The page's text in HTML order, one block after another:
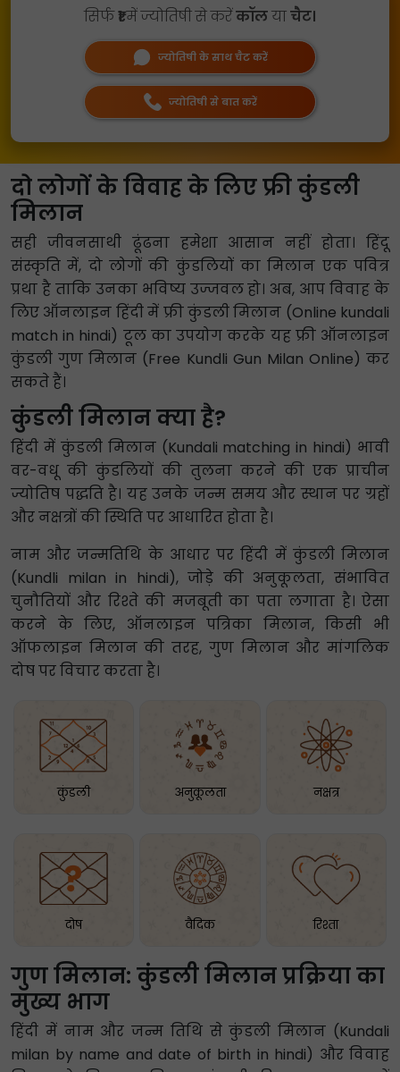
दो लोगों के विवाह के लिए फ्री कुंडली
मिलान
सही जीवनसाथी ढूंढना हमेशा आसान नहीं होता। हिंदू
संस्कृति में, दो लोगों की कुंडलियों का मिलान एक पवित्र
प्रथा है ताकि उनका भविष्य उज्जवल हो। अब, आप विवाह के
लिए ऑनलाइन हिंदी में फ्री कुंडली मिलान (Online kundali
match in hindi) टूल का उपयोग करके यह फ्री ऑनलाइन
कुंडली गुण मिलान (Free Kundli Gun Milan Online) कर
सकते हैं।
सिर्फ₹1में ज्योतिषी से करेंकॉलयाचैट।
ज्योतिषी के साथ चैट करें
ज्योतिषी से बात करें
कुंडली मिलान क्या है?
हिंदी में कुंडली मिलान (Kundali matching in hindi) भावी
वर-वधू की कुंडलियों की तुलना करने की एक प्राचीन
ज्योतिष पद्धति है। यह उनके जन्म समय और स्थान पर ग्रहों
और नक्षत्रों की स्थिति पर आधारित होता है।
नाम और जन्मतिथि के आधार पर हिंदी में कुंडली मिलान
(Kundli milan in hindi), जोड़े की अनुकूलता, संभावित
चुनौतियों और रिश्ते की मजबूती का पता लगाता है। ऐसा
करने के लिए, ऑनलाइन पत्रिका मिलान, किसी भी
ऑफलाइन मिलान की तरह, गुण मिलान और मांगलिक
दोष पर विचार करता है।
कुंडली अनुकूलता नक्षत्र
दोष वैदिक रिश्ता
गुण मिलान: कुंडली मिलान प्रक्रिया का
मुख्य भाग
हिंदी में नाम और जन्म तिथि से कुंडली मिलान (Kundali
milan by name and date of birth in hindi) और विवाह